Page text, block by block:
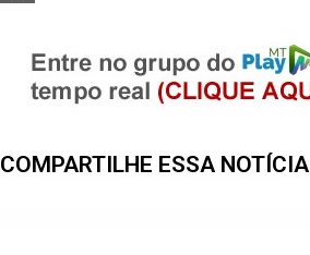
COMPARTILHE ESSA NOTÍCIA